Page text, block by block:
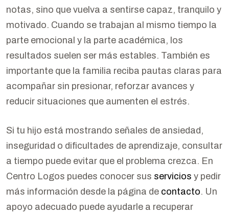
notas, sino que vuelva a sentirse capaz, tranquilo y
motivado. Cuando se trabajan al mismo tiempo la
parte emocional y la parte académica, los
resultados suelen ser más estables. También es
importante que la familia reciba pautas claras para
acompañar sin presionar, reforzar avances y
reducir situaciones que aumenten el estrés.
Si tu hijo está mostrando señales de ansiedad,
inseguridad o dificultades de aprendizaje, consultar
a tiempo puede evitar que el problema crezca. En
Centro Logos puedes conocer sus servicios y pedir
más información desde la página de contacto. Un
apoyo adecuado puede ayudarle a recuperar